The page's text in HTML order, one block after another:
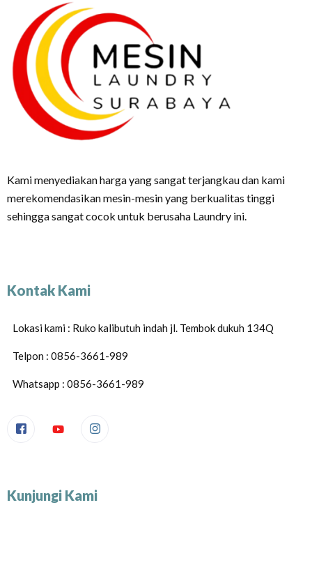
Kami menyediakan harga yang sangat terjangkau dan kami
merekomendasikan mesin-mesin yang berkualitas tinggi
sehingga sangat cocok untuk berusaha Laundry ini.
Kontak Kami
Lokasi kami : Ruko kalibutuh indah jl. Tembok dukuh 134Q
Telpon : 0856-3661-989
Whatsapp : 0856-3661-989
Kunjungi Kami